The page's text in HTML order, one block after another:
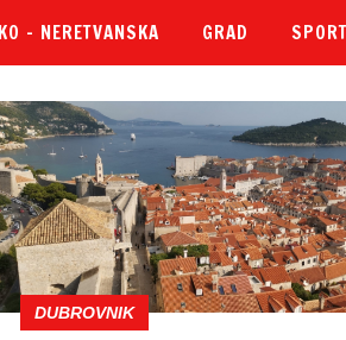
– NERETVANSKA GRAD SPORT
DUBROVNIK